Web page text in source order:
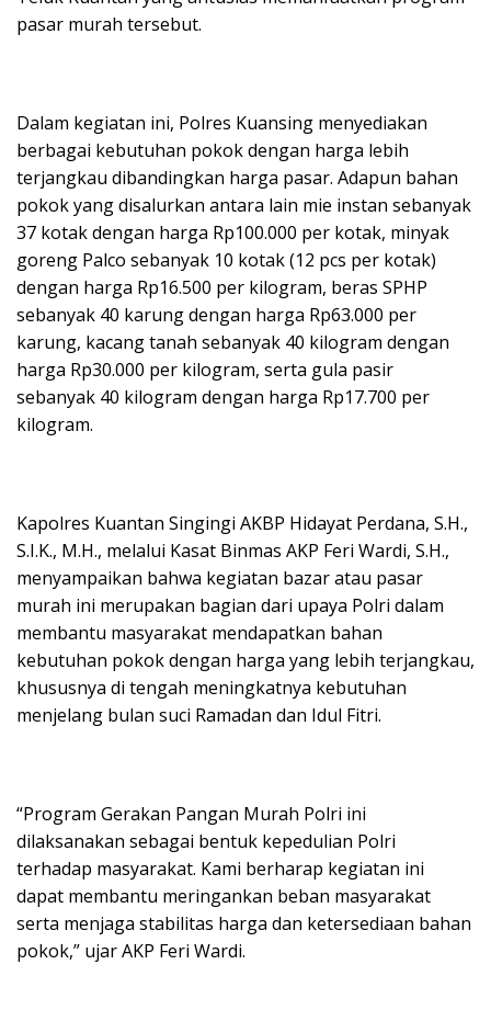
pasar murah tersebut.
Dalam kegiatan ini, Polres Kuansing menyediakan
berbagai kebutuhan pokok dengan harga lebih
terjangkau dibandingkan harga pasar. Adapun bahan
pokok yang disalurkan antara lain mie instan sebanyak
37 kotak dengan harga Rp100.000 per kotak, minyak
goreng Palco sebanyak 10 kotak (12 pcs per kotak)
dengan harga Rp16.500 per kilogram, beras SPHP
sebanyak 40 karung dengan harga Rp63.000 per
karung, kacang tanah sebanyak 40 kilogram dengan
harga Rp30.000 per kilogram, serta gula pasir
sebanyak 40 kilogram dengan harga Rp17.700 per
kilogram.
Kapolres Kuantan Singingi AKBP Hidayat Perdana, S.H.,
S.I.K., M.H., melalui Kasat Binmas AKP Feri Wardi, S.H.,
menyampaikan bahwa kegiatan bazar atau pasar
murah ini merupakan bagian dari upaya Polri dalam
membantu masyarakat mendapatkan bahan
kebutuhan pokok dengan harga yang lebih terjangkau,
khususnya di tengah meningkatnya kebutuhan
menjelang bulan suci Ramadan dan Idul Fitri.
“Program Gerakan Pangan Murah Polri ini
dilaksanakan sebagai bentuk kepedulian Polri
terhadap masyarakat. Kami berharap kegiatan ini
dapat membantu meringankan beban masyarakat
serta menjaga stabilitas harga dan ketersediaan bahan
pokok,” ujar AKP Feri Wardi.